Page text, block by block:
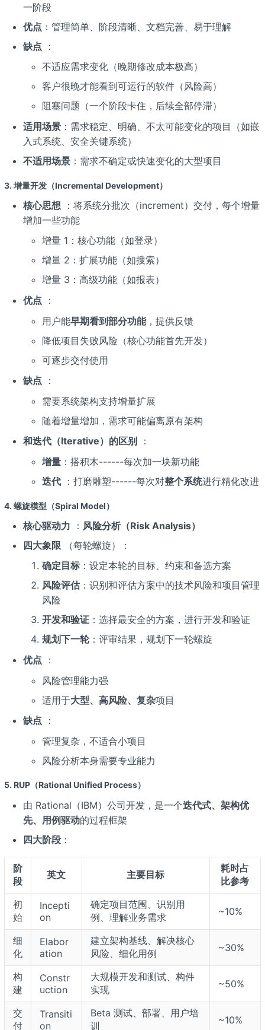
一阶段
优点 ：管理简单、阶段清晰、文档完善、易于理解
缺点 ：
不适应需求变化（晚期修改成本极高）
客户很晚才能看到可运行的软件（风险高）
阻塞问题（一个阶段卡住，后续全部停滞）
适用场景：需求稳定、明确、不太可能变化的项目（如嵌
入式系统、安全关键系统）
不适用场景：需求不确定或快速变化的大型项目
3. 增量开发（Incremental Development）
核心思想 ：将系统分批次（increment）交付，每个增量
增加一些功能
增量 1：核心功能（如登录）
增量 2：扩展功能（如搜索）
增量 3：高级功能（如报表）
优点 ：
用户能早期看到部分功能，提供反馈
降低项目失败风险（核心功能首先开发）
可逐步交付使用
缺点 ：
需要系统架构支持增量扩展
随着增量增加，需求可能偏离原有架构
和迭代（Iterative）的区别
：
增量：搭积木------每次加一块新功能
迭代：打磨雕塑------每次对整个系统进行精化改进
4. 螺旋模型（Spiral Model）
核心驱动力 ： 风险分析（Risk Analysis）
四大象限 （每轮螺旋）：
确定目标：设定本轮的目标、约束和备选方案
风险评估：识别和评估方案中的技术风险和项目管理
风险
开发和验证：选择最安全的方案，进行开发和验证
规划下一轮：评审结果，规划下一轮螺旋
优点 ：
风险管理能力强
适用于大型、高风险、复杂项目
缺点 ：
管理复杂，不适合小项目
风险分析本身需要专业能力
5. RUP（Rational Unified Process）
由 Rational（IBM）公司开发，是一个迭代式、架构优
先、用例驱动的过程框架
四大阶段：
阶
段
英文 主要目标
耗时占
比参考
初
始
Incepti
on
确定项目范围、识别用
例、理解业务需求
~10%
细
化
Elabor
ation
建立架构基线、解决核心
风险、细化用例
~30%
构
建
Constr
uction
大规模开发和测试、构件
实现
~50%
交
付
Transiti
on
Beta 测试、部署、用户培
训
~10%